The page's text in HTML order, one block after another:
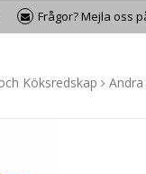
Frågor? Mejla oss
Köksredskap